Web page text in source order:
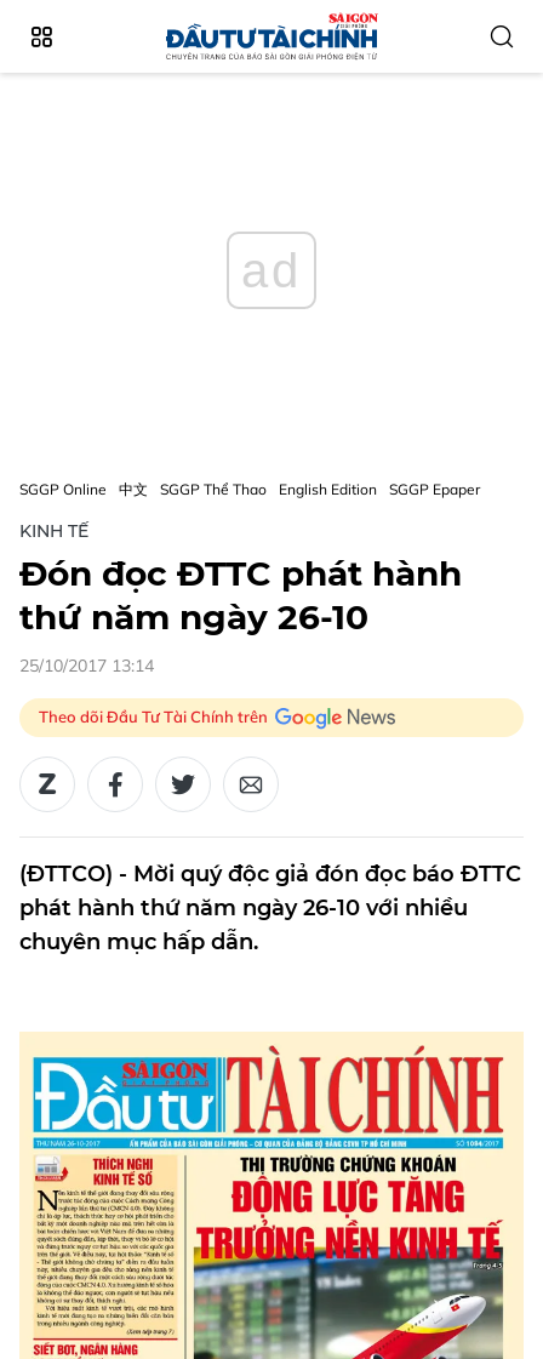
ad
SGGP Online 中文 SGGP Thể Thao English Edition SGGP Epaper
KINH TẾ
Đón đọc ĐTTC phát hành
thứ năm ngày 26-10
25/10/2017 13:14
Theo dõi Đầu Tư Tài Chính trên
(ĐTTCO) - Mời quý độc giả đón đọc báo ĐTTC
phát hành thứ năm ngày 26-10 với nhiều
chuyên mục hấp dẫn.